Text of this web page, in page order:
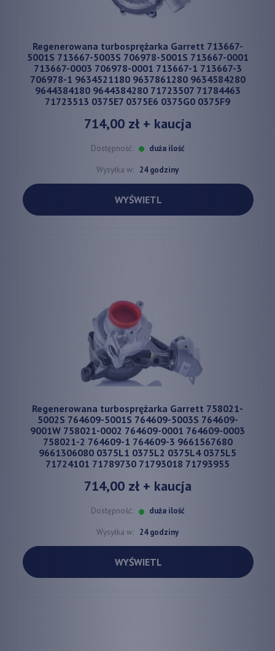
Regenerowana turbosprężarka Garrett 713667-
5001S 713667-5003S 706978-5001S 713667-0001
713667-0003 706978-0001 713667-1 713667-3
706978-1 9634521180 9637861280 9634584280
9644384180 9644384280 71723507 71784463
71723513 0375E7 0375E6 0375G0 0375F9
714,00 zł+ kaucja
Dostępność: duża ilość
Wysyłka w: 24 godziny
WYŚWIETL
Regenerowana turbosprężarka Garrett 758021-
5002S 764609-5001S 764609-5003S 764609-
9001W 758021-0002 764609-0001 764609-0003
758021-2 764609-1 764609-3 9661567680
9661306080 0375L1 0375L2 0375L4 0375L5
71724101 71789730 71793018 71793955
714,00 zł+ kaucja
Dostępność: duża ilość
Wysyłka w: 24 godziny
WYŚWIETL